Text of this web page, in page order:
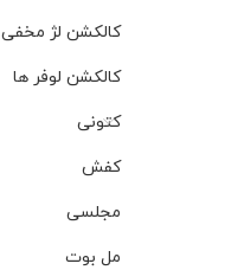
کالکشن لژ مخفی
کالکشن لوفر ها
کتونی
کفش
مجلسی
مل بوت